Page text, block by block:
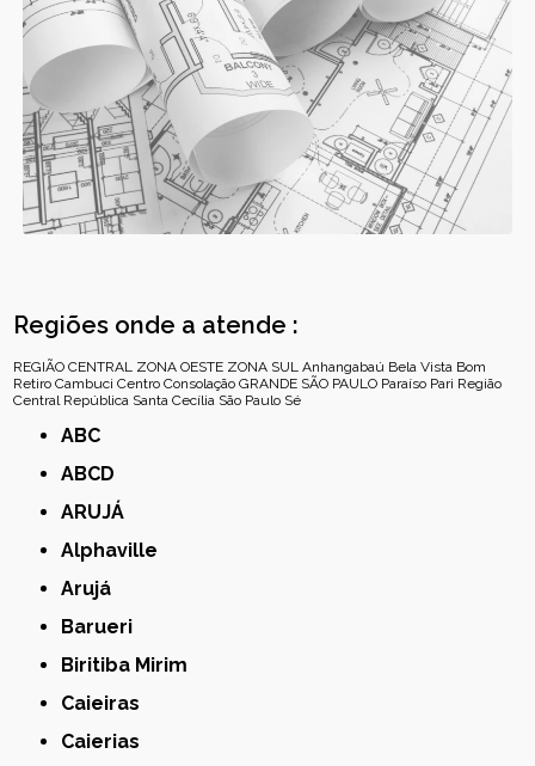
Regiões onde a atende :
REGIÃO CENTRAL ZONA OESTE ZONA SUL Anhangabaú Bela Vista Bom
Retiro Cambuci Centro Consolação GRANDE SÃO PAULO Paraíso Pari Região
Central República Santa Cecília São Paulo Sé
ABC
ABCD
ARUJÁ
Alphaville
Arujá
Barueri
Biritiba Mirim
Caieiras
Caierias